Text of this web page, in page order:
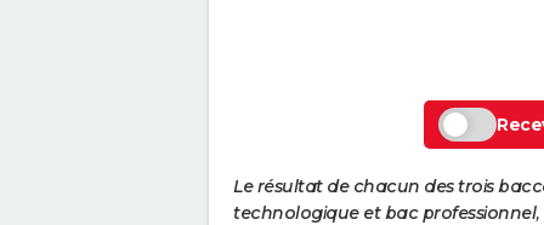
Le résultat de chacun des trois
technologique et bac